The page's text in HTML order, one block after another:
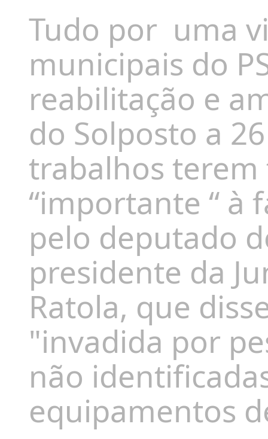
Tudo por uma
municipais do
reabilitação e
do Solposto a
trabalhos
“importante “
pelo deputado
presidente da
Ratola, que
"invadida por
não
equipamentos